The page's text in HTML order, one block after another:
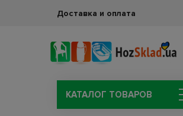
Доставка и оплата
КАТАЛОГ ТОВАРОВ